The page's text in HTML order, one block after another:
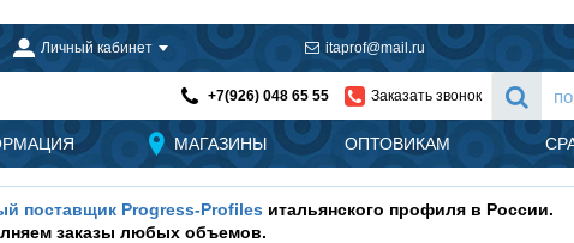
Личный кабинет itaprof@mail.ru
+7(926) 048 65 55 Заказать звонок
МАГАЗИНЫ ОПТОВИКАМ
поставщик Progress-Profiles итальянского профиля в России.
заказы любых объемов.